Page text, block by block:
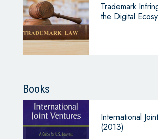
Trademark
the Digital
Books
International
(2013)